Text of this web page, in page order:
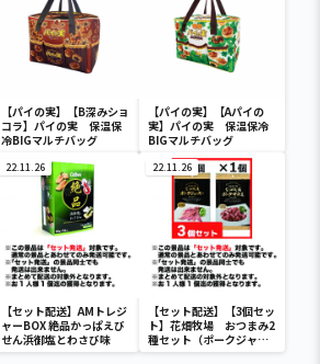
【パイの実】【B深みショ
コラ】パイの実 保温保
冷BIGマルチバッグ
【パイの実】【Aパイの
実】パイの実 保温保冷
BIGマルチバッグ
22.11.26
【セット配送】AMトレジ
ャーBOX 絶品かっぱえび
せん浜御塩とわさび味
22.11.26
【セット配送】【3個セッ
ト】花畑牧場 おつまみ2
種セット（ポークジャー
キ2個＆ポークサラミ1